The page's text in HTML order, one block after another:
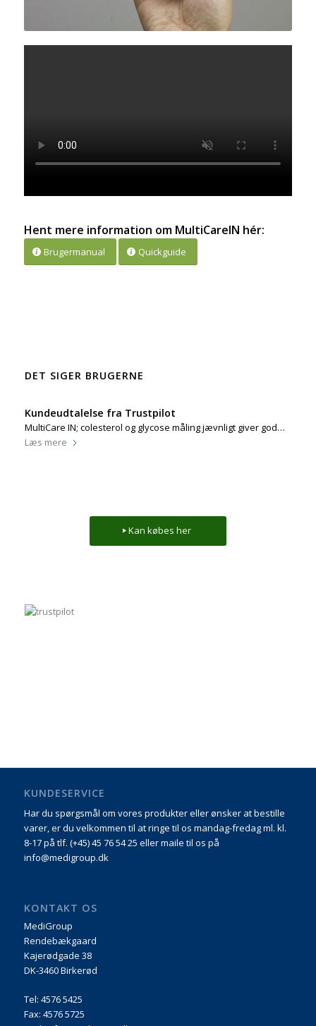
Hent mere information om MultiCareIN hér:
Brugermanual Quickguide
DET SIGER BRUGERNE
Kundeudtalelse fra Trustpilot
MultiCare IN; colesterol og glycose måling jævnligt giver god…
Læs mere
Kan købes her
KUNDESERVICE
Har du spørgsmål om vores produkter eller ønsker at bestille
varer, er du velkommen til at ringe til os mandag-fredag ml. kl.
8-17 på tlf. (+45) 45 76 54 25 eller maile til os på
info@medigroup.dk
KONTAKT OS
MediGroup
Rendebækgaard
Kajerødgade 38
DK-3460 Birkerød
Tel: 4576 5425
Fax: 4576 5725